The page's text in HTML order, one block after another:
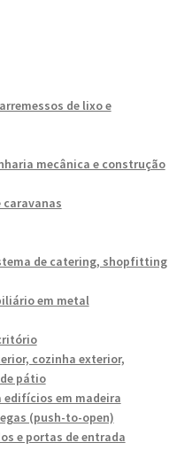
de lixo e
mecânica e construção
caravanas
de catering, shopfitting
em metal
cozinha exterior,
pátio
edifícios em madeira
(push-to-open)
e portas de entrada